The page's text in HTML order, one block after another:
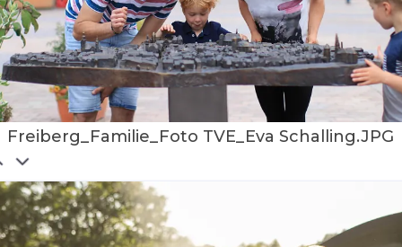
Freiberg_Familie_Foto TVE_Eva Schalling.JPG